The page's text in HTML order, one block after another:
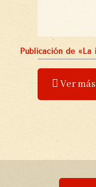
Publicación de «La
Ver más